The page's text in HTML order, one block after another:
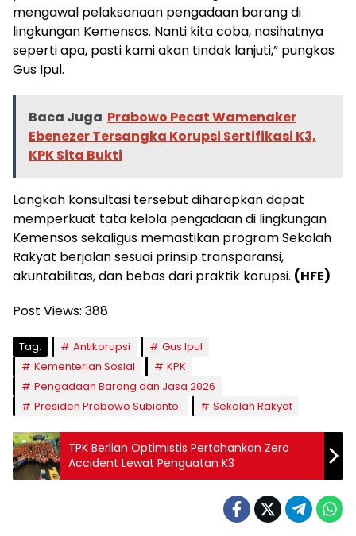
mengawal pelaksanaan pengadaan barang di
lingkungan Kemensos. Nanti kita coba, nasihatnya
seperti apa, pasti kami akan tindak lanjuti,” pungkas
Gus Ipul.
Baca Juga Prabowo Pecat Wamenaker
Ebenezer Tersangka Korupsi Sertifikasi K3,
KPK Sita Bukti
Langkah konsultasi tersebut diharapkan dapat
memperkuat tata kelola pengadaan di lingkungan
Kemensos sekaligus memastikan program Sekolah
Rakyat berjalan sesuai prinsip transparansi,
akuntabilitas, dan bebas dari praktik korupsi. (HFE)
Post Views: 388
Tag: Antikorupsi
Gus Ipul
Kementerian Sosial
KPK
Pengadaan Barang dan Jasa 2026
Presiden Prabowo Subianto.
Sekolah Rakyat
TPK Berlian Optimistis Pertahankan Zero
Accident Lewat Penguatan K3